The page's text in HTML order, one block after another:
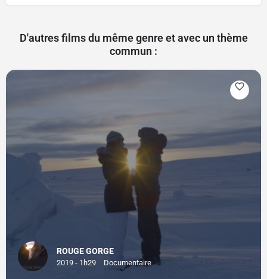
D'autres films du même genre et avec un thème
commun :
ROUGE GORGE
2019 - 1h29 Documentaire